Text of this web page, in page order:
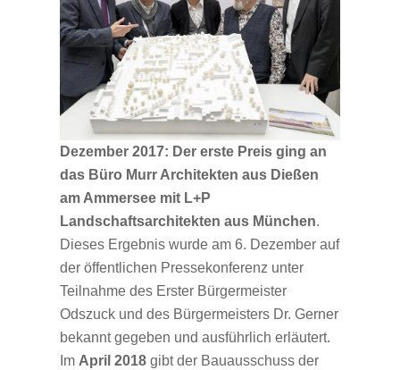
Dezember 2017: Der erste Preis ging an
das Büro Murr Architekten aus Dießen
am Ammersee mit L+P
Landschaftsarchitekten aus München.
Dieses Ergebnis wurde am 6. Dezember auf
der öffentlichen Pressekonferenz unter
Teilnahme des Erster Bürgermeister
Odszuck und des Bürgermeisters Dr. Gerner
bekannt gegeben und ausführlich erläutert.
Im April 2018 gibt der Bauausschuss der